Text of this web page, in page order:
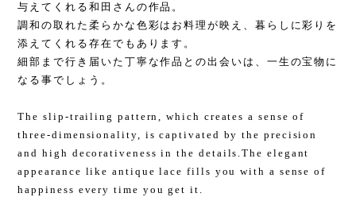
与えてくれる和田さんの作品。
調和の取れた柔らかな色彩はお料理が映え、暮らしに彩りを
添えてくれる存在でもあります。
細部まで行き届いた丁寧な作品との出会いは、一生の宝物に
なる事でしょう。
The slip-trailing pattern, which creates a sense of
three-dimensionality, is captivated by the precision
and high decorativeness in the details.The elegant
appearance like antique lace fills you with a sense of
happiness every time you get it.